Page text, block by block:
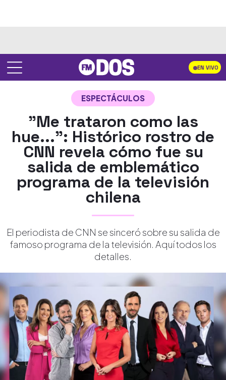
EN VIVO
ESPECTÁCULOS
"Me trataron como las
hue...": Histórico rostro de
CNN revela cómo fue su
salida de emblemático
programa de la televisión
chilena
El periodista de CNN se sinceró sobre su salida de
famoso programa de la televisión. Aquí todos los
detalles.